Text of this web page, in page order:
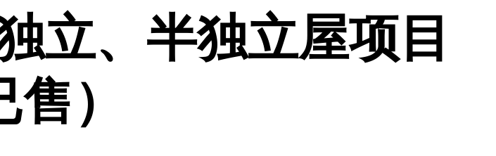
立、半独立屋项目
售）